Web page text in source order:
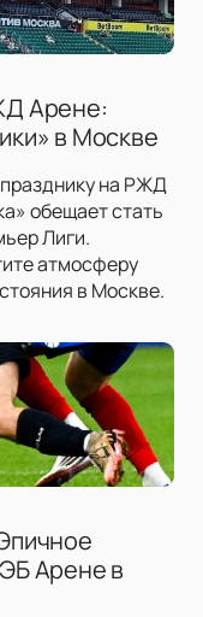
Арене:
в Москве
на РЖД
обещает стать
Лиги.
атмосферу
в Москве.
Арене в